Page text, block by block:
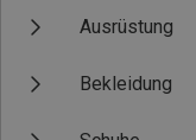
Ausrüstung
Bekleidung